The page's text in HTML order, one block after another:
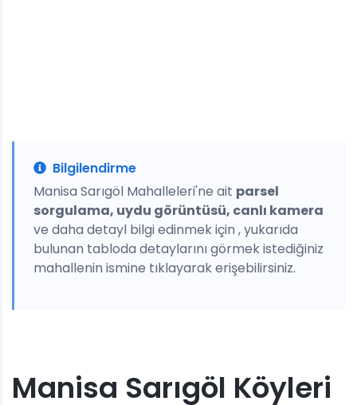
Bilgilendirme
Manisa Sarıgöl Mahalleleri'ne ait parsel
sorgulama, uydu görüntüsü, canlı kamera
ve daha detayl bilgi edinmek için , yukarıda
bulunan tabloda detaylarını görmek istediğiniz
mahallenin ismine tıklayarak erişebilirsiniz.
Manisa Sarıgöl Köyleri